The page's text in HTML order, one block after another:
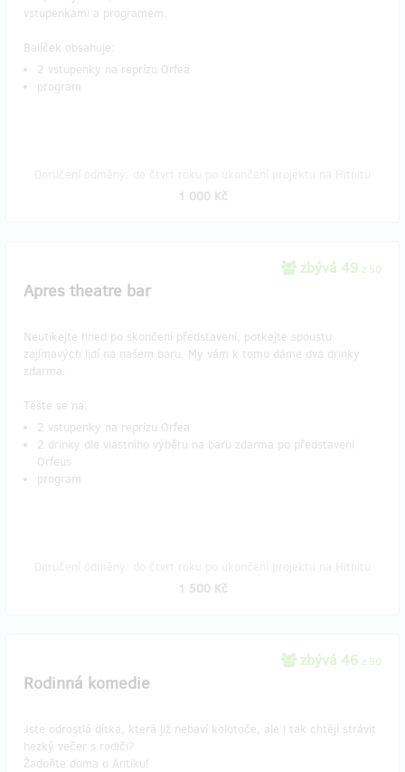
vstupenkami a programem.
Balíček obsahuje:
2 vstupenky na reprízu Orfea
program
1 000 Kč
zbývá 49 z 50
Apres theatre bar
Neutíkejte hned po skončení představení, potkejte spoustu
zajímavých lidí na našem baru. My vám k tomu dáme dva drinky
zdarma.
Těšte se na:
2 vstupenky na reprízu Orfea
2 drinky dle vlastního výběru na baru zdarma po představení
Orfeus
program
1 500 Kč
zbývá 46 z 50
Rodinná komedie
Jste odrostlá dítka, která již nebaví kolotoče, ale i tak chtějí strávit
hezký večer s rodiči?
Žadoňte doma o Antiku!